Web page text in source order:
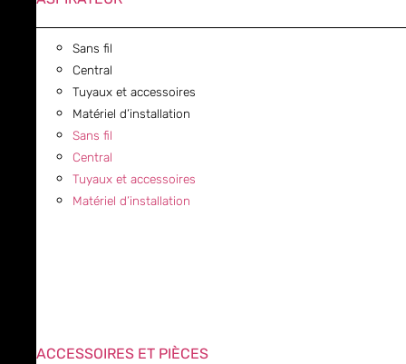
Sans fil
Central
Tuyaux et accessoires
Matériel d’installation
Sans fil
Central
Tuyaux et accessoires
Matériel d’installation
ACCESSOIRES ET PIÈCES